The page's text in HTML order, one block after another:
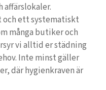
affärslokaler.
och ett systematiskt
många butiker och
vi alltid er städning
Inte minst gäller
där hygienkraven är